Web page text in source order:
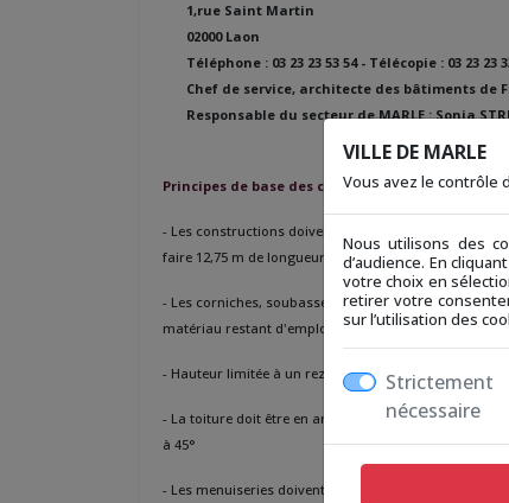
VILLE DE MARLE
Vous avez le contrôle
Nous utilisons des
d’audience. En
votre choix en
retirer votre
sur l’utilisation des
Strictement
nécessaire
1,rue Saint Martin
02000 Laon
Téléphone : 03 23 23 53 54 - Télécopie : 03 23
Chef de service, architecte des bâtiments de
Responsable du secteur de MARLE : Sonia
Principes de base des constructions :
- Les constructions doivent être rectangulaires,
faire 12,75 m de longueur de façade. L'égout du toit
- Les corniches, soubassements, encadrements des
matériau restant d'emploi local.
- Hauteur limitée à un rez-de-chaussée + combles
- La toiture doit être en ardoises naturelles ou à
à 45°
- Les menuiseries doivent être plus hautes que